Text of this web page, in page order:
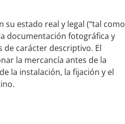
su estado real y legal (“tal como
documentación fotográfica y
carácter descriptivo. El
la mercancía antes de la
la instalación, la fijación y el